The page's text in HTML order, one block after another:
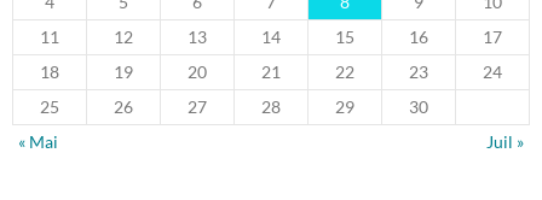
11
12 13 14 15 16
17
18
19 20 21 22 23
24
25
26 27 28 29
30
« Mai
Juil »